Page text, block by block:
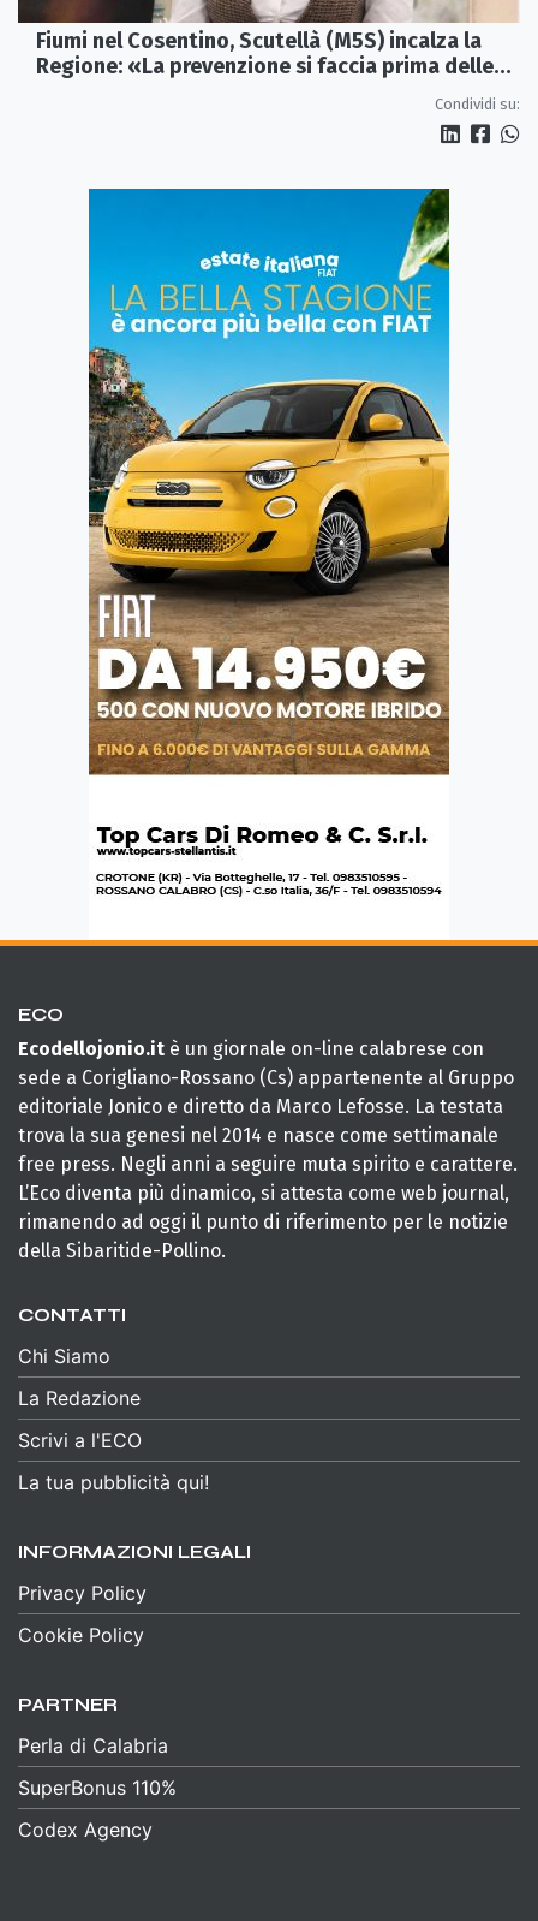
Fiumi nel Cosentino, Scutellà (M5S) incalza la
Regione: «La prevenzione si faccia prima delle
Condividi su:
ECO
Ecodellojonio.it è un giornale on-line calabrese con
sede a Corigliano-Rossano (Cs) appartenente al Gruppo
editoriale Jonico e diretto da Marco Lefosse. La testata
trova la sua genesi nel 2014 e nasce come settimanale
free press. Negli anni a seguire muta spirito e carattere.
L’Eco diventa più dinamico, si attesta come web journal,
rimanendo ad oggi il punto di riferimento per le notizie
della Sibaritide-Pollino.
CONTATTI
Chi Siamo
La Redazione
Scrivi a l'ECO
La tua pubblicità qui!
INFORMAZIONI LEGALI
Privacy Policy
Cookie Policy
PARTNER
Perla di Calabria
SuperBonus 110%
Codex Agency